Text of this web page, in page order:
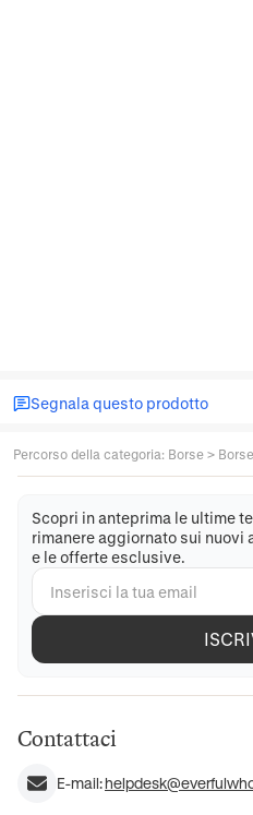
Segnala questo prodotto
Percorso della categoria: Borse >
Scopri in anteprima le ultime
rimanere aggiornato sui
e le offerte esclusive.
Contattaci
E-mail: